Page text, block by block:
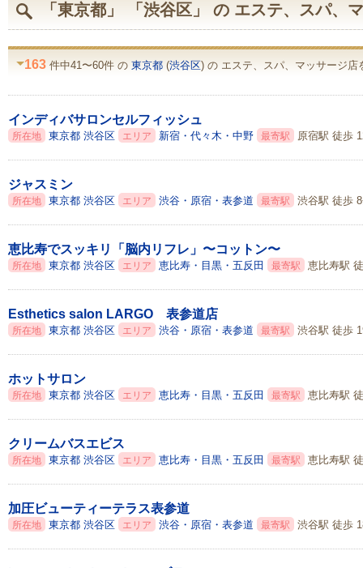
「東京都」 「渋谷区」 の エステ、スパ、
163 件中41〜60件 の 東京都 (渋谷区) の エステ、スパ、マッサージ店
インディバサロンセルフィッシュ
所在地 東京都 渋谷区 エリア 新宿・代々木・中野 最寄駅 原宿駅 徒歩
ジャスミン
所在地 東京都 渋谷区 エリア 渋谷・原宿・表参道 最寄駅 渋谷駅 徒歩
恵比寿でスッキリ「脳内リフレ」〜コットン〜
所在地 東京都 渋谷区 エリア 恵比寿・目黒・五反田 最寄駅 恵比寿駅
Esthetics salon LARGO 表参道店
所在地 東京都 渋谷区 エリア 渋谷・原宿・表参道 最寄駅 渋谷駅 徒歩
ホットサロン
所在地 東京都 渋谷区 エリア 恵比寿・目黒・五反田 最寄駅 恵比寿駅
クリームバスエビス
所在地 東京都 渋谷区 エリア 恵比寿・目黒・五反田 最寄駅 恵比寿駅
加圧ビューティーテラス表参道
所在地 東京都 渋谷区 エリア 渋谷・原宿・表参道 最寄駅 渋谷駅 徒歩